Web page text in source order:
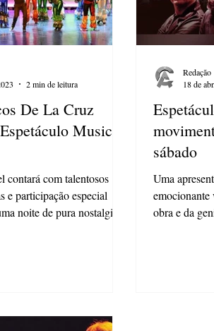
De La Cruz
Musical
contará com talentosos
e participação especial
noite de pura nostalgia
2 min de leitura
sábado
Uma
emocionante
obra e da
Redação
18 de